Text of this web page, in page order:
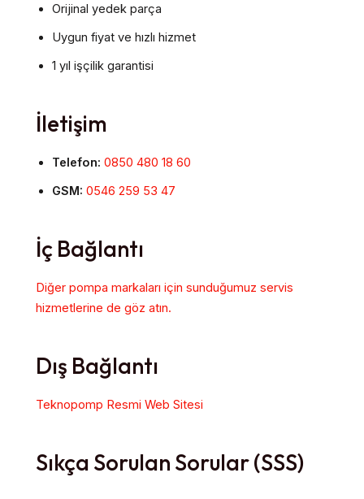
Orijinal yedek parça
Uygun fiyat ve hızlı hizmet
1 yıl işçilik garantisi
İletişim
Telefon: 0850 480 18 60
GSM: 0546 259 53 47
İç Bağlantı
Diğer pompa markaları için sunduğumuz servis
hizmetlerine de göz atın.
Dış Bağlantı
Teknopomp Resmi Web Sitesi
Sıkça Sorulan Sorular (SSS)